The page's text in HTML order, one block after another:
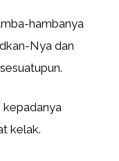
hambanya
Nya dan
kepadanya
kelak.